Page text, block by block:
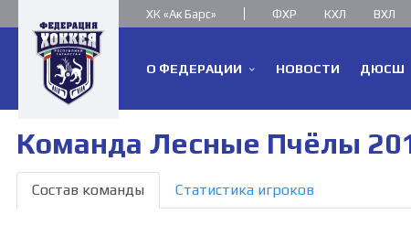
ХК «Ак Барс» ФХР КХЛ ВХЛ
О ФЕДЕРАЦИИ НОВОСТИ ДЮСШ
Команда Лесные Пчёлы
Состав команды Статистика игроков